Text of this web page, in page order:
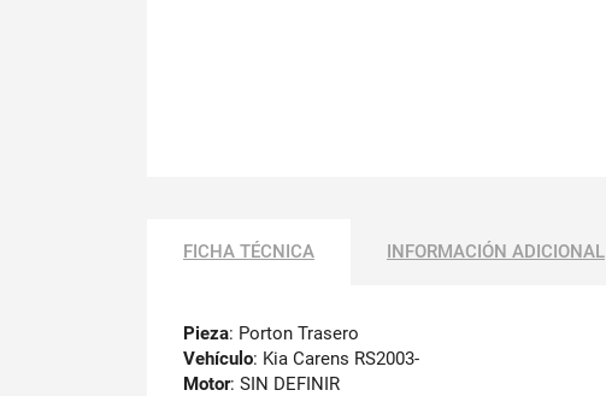
FICHA TÉCNICA INFORMACIÓN ADICIONAL
Pieza: Porton Trasero
Vehículo: Kia Carens RS2003-
Motor: SIN DEFINIR